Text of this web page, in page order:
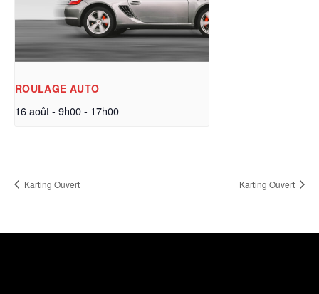
ROULAGE AUTO
16 août - 9h00- 17h00
Karting Ouvert Karting Ouvert